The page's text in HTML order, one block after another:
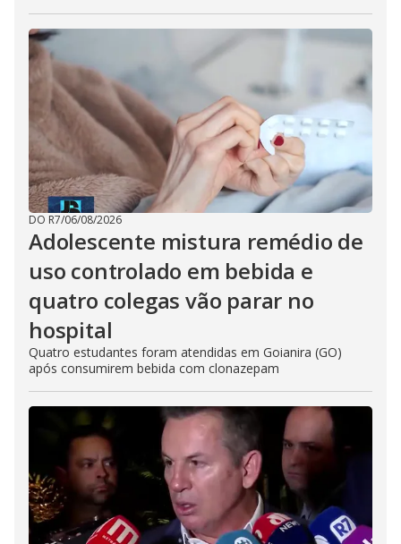
DO R7/06/08/2026
Adolescente mistura remédio de
uso controlado em bebida e
quatro colegas vão parar no
hospital
Quatro estudantes foram atendidas em Goianira (GO)
após consumirem bebida com clonazepam